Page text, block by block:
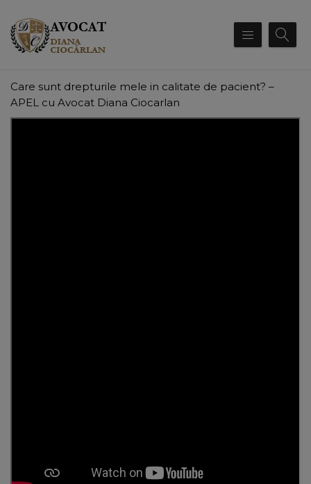
Care sunt drepturile mele in calitate de pacient? –
APEL cu Avocat Diana Ciocarlan